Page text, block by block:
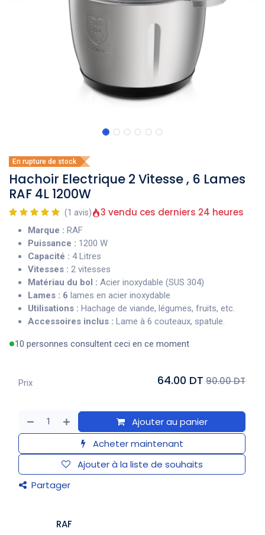
En rupture de stock
Hachoir Electrique 2 Vitesse , 6 Lames
RAF 4L 1200W
(1 avis) 3 vendu ces derniers 24 heures
Marque : RAF
Puissance : 1200 W
Capacité : 4 Litres
Vitesses : 2 vitesses
Matériau du bol : Acier inoxydable (SUS 304)
Lames : 6 lames en acier inoxydable
Utilisations : Hachage de viande, légumes, fruits, etc.
Accessoires inclus : Lame à 6 couteaux, spatule.
10 personnes consultent ceci en ce moment
Ajouter au panier
Acheter maintenant
Ajouter à la liste de souhaits
Partager
Prix 64.00 DT 90.00 DT
RAF